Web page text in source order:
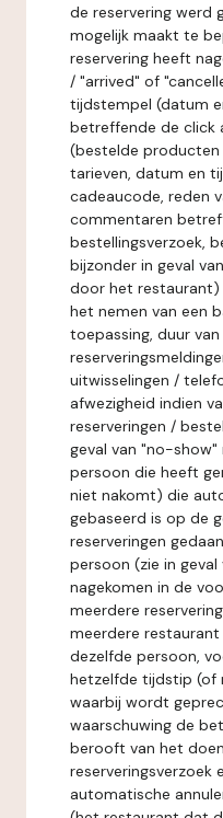
de reservering werd
mogelijk maakt te
reservering heeft
/ "arrived" of
tijdstempel (datum
betreffende de click
(bestelde producten
tarieven, datum en
cadeaucode, reden
commentaren
bestellingsverzoek,
bijzonder in geval
door het restaurant)
het nemen van een
toepassing, duur
uitwisselingen /
afwezigheid indien
reserveringen /
geval van "no-show"
persoon die heeft
niet nakomt) die
gebaseerd is op de
reserveringen
persoon (zie in
nagekomen in de
meerdere
meerdere
dezelfde persoon,
hetzelfde tijdstip (of
waarbij wordt
waarschuwing de
berooft van het
reserveringsverzoek
automatische